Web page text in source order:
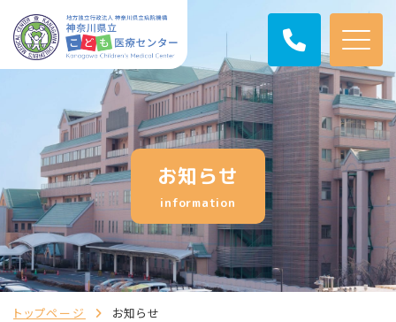
お知らせ
information
トップページ お知らせ